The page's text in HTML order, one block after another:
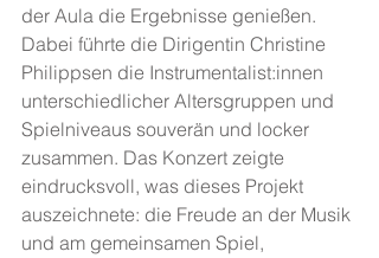
der Aula die Ergebnisse genießen.
Dabei führte die Dirigentin Christine
Philippsen die Instrumentalist:innen
unterschiedlicher Altersgruppen und
Spielniveaus souverän und locker
zusammen. Das Konzert zeigte
eindrucksvoll, was dieses Projekt
auszeichnete: die Freude an der Musik
und am gemeinsamen Spiel,